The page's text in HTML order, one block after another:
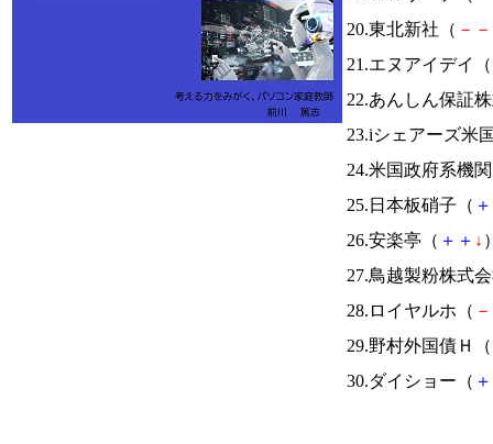
20.東北新社（ － －
21.エヌアイデイ（
22.あんしん保証
23.iシェアーズ米
24.米国政府系機
25.日本板硝子（ ＋
26.安楽亭（ ＋ ＋ ↓
27.鳥越製粉株式
28.ロイヤルホ（ －
29.野村外国債Ｈ（
30.ダイショー（ ＋